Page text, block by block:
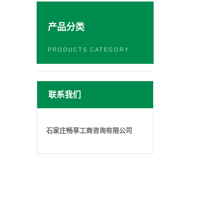
产品分类
PRODUCTS CATEGORY
联系我们
石家庄畅享工商咨询有限公司